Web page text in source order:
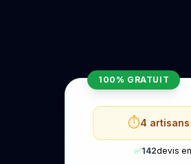
100% GRATUIT
⏱️4
✅142devis